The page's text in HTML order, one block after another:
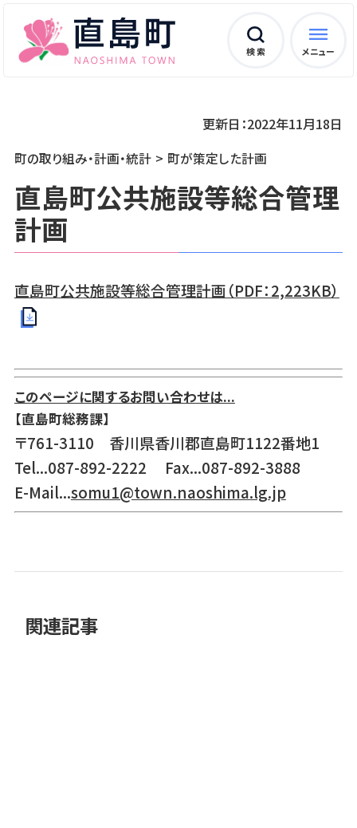
検 索 メニュー
町の取り組み・計画・統計 町が策定した計画
更新日：2022年11月18日
直島町公共施設等総合管理
計画
直島町公共施設等総合管理計画（PDF：2,223KB）
このページに関するお問い合わせは...
【直島町総務課】
〒761-3110 香川県香川郡直島町1122番地1
Tel...087-892-2222 Fax...087-892-3888
E-Mail...somu1@town.naoshima.lg.jp
関連記事